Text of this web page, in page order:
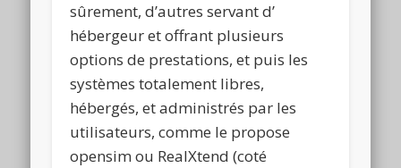
sûrement, d’autres servant d’
hébergeur et offrant plusieurs
options de prestations, et puis les
systèmes totalement libres,
hébergés, et administrés par les
utilisateurs, comme le propose
opensim ou RealXtend (coté